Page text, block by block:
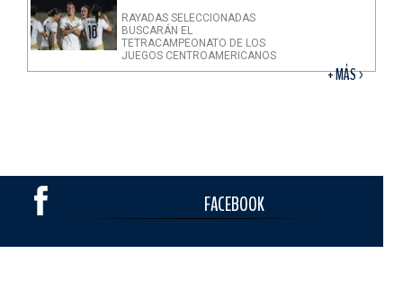
RAYADAS SELECCIONADAS
BUSCARÁN EL
TETRACAMPEONATO DE LOS
JUEGOS CENTROAMERICANOS
+ MÁS >
FACEBOOK